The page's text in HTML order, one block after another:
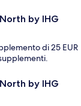
by IHG
di 25 EUR
by IHG